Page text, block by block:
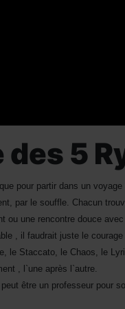
des 5
pour partir dans un
par le souffle. Chacun
ou une rencontre douce
, il faudrait juste le
le Staccato, le Chaos, le
, l`une après l`autre.
être un professeur pour